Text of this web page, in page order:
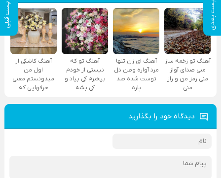
پست بعدی پست قبلی
آهنگ تو زخمه ساز
منی صدای آواز
منی رمز من و راز
منی
آهنگ ای زن تنها
مرد آواره وطن دل
توست شده صد
پاره
آهنگ تو که
نیستی از خودم
بیخبرم کی بیاد و
کی بشه
آهنگ کاشکی از
اول من
میدونستم معنی
حرفهایی که
دیدگاه خود را بگذارید